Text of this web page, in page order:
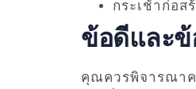
กระเช้าก่อส
ข้อดีและข้
คุณควรพิจารณาค